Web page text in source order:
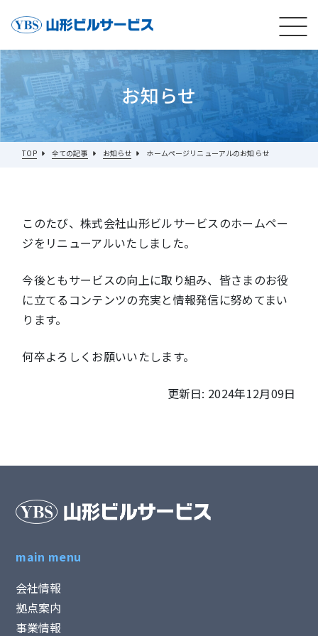
お知らせ
TOP 全ての記事 お知らせ ホームページリニューアルのお知らせ
このたび、株式会社山形ビルサービスのホームペー
ジをリニューアルいたしました。
今後ともサービスの向上に取り組み、皆さまのお役
に立てるコンテンツの充実と情報発信に努めてまい
ります。
何卒よろしくお願いいたします。
更新日: 2024年12月09日
main menu
会社情報
拠点案内
事業情報